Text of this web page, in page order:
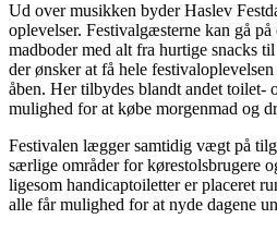
Ud over musikken byder Haslev
oplevelser. Festivalgæsterne kan gå
madboder med alt fra hurtige snacks
der ønsker at få hele
åben. Her tilbydes blandt andet toilet-
mulighed for at købe morgenmad og
Festivalen lægger samtidig vægt på
særlige områder for kørestolsbrugere
ligesom handicaptoiletter er placeret
alle får mulighed for at nyde dagene